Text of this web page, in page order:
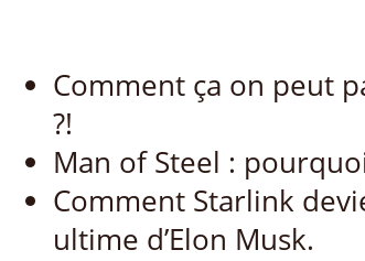
Comment ça on peut
?!
Man of Steel :
Comment Starlink
ultime d’Elon Musk.